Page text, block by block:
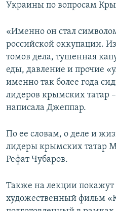
Украины по вопросам
«Именно он стал
российской оккупации.
томов дела, тушенная
еды, давление и прочие
именно так более года
лидеров крымских татар
написала Джеппар.
По ее словам, о деле и
лидеры крымских татар
Рефат Чубаров.
Также на лекции
художественный фильм